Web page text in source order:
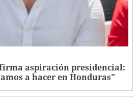
aspiración presidencial:
a hacer en Honduras"